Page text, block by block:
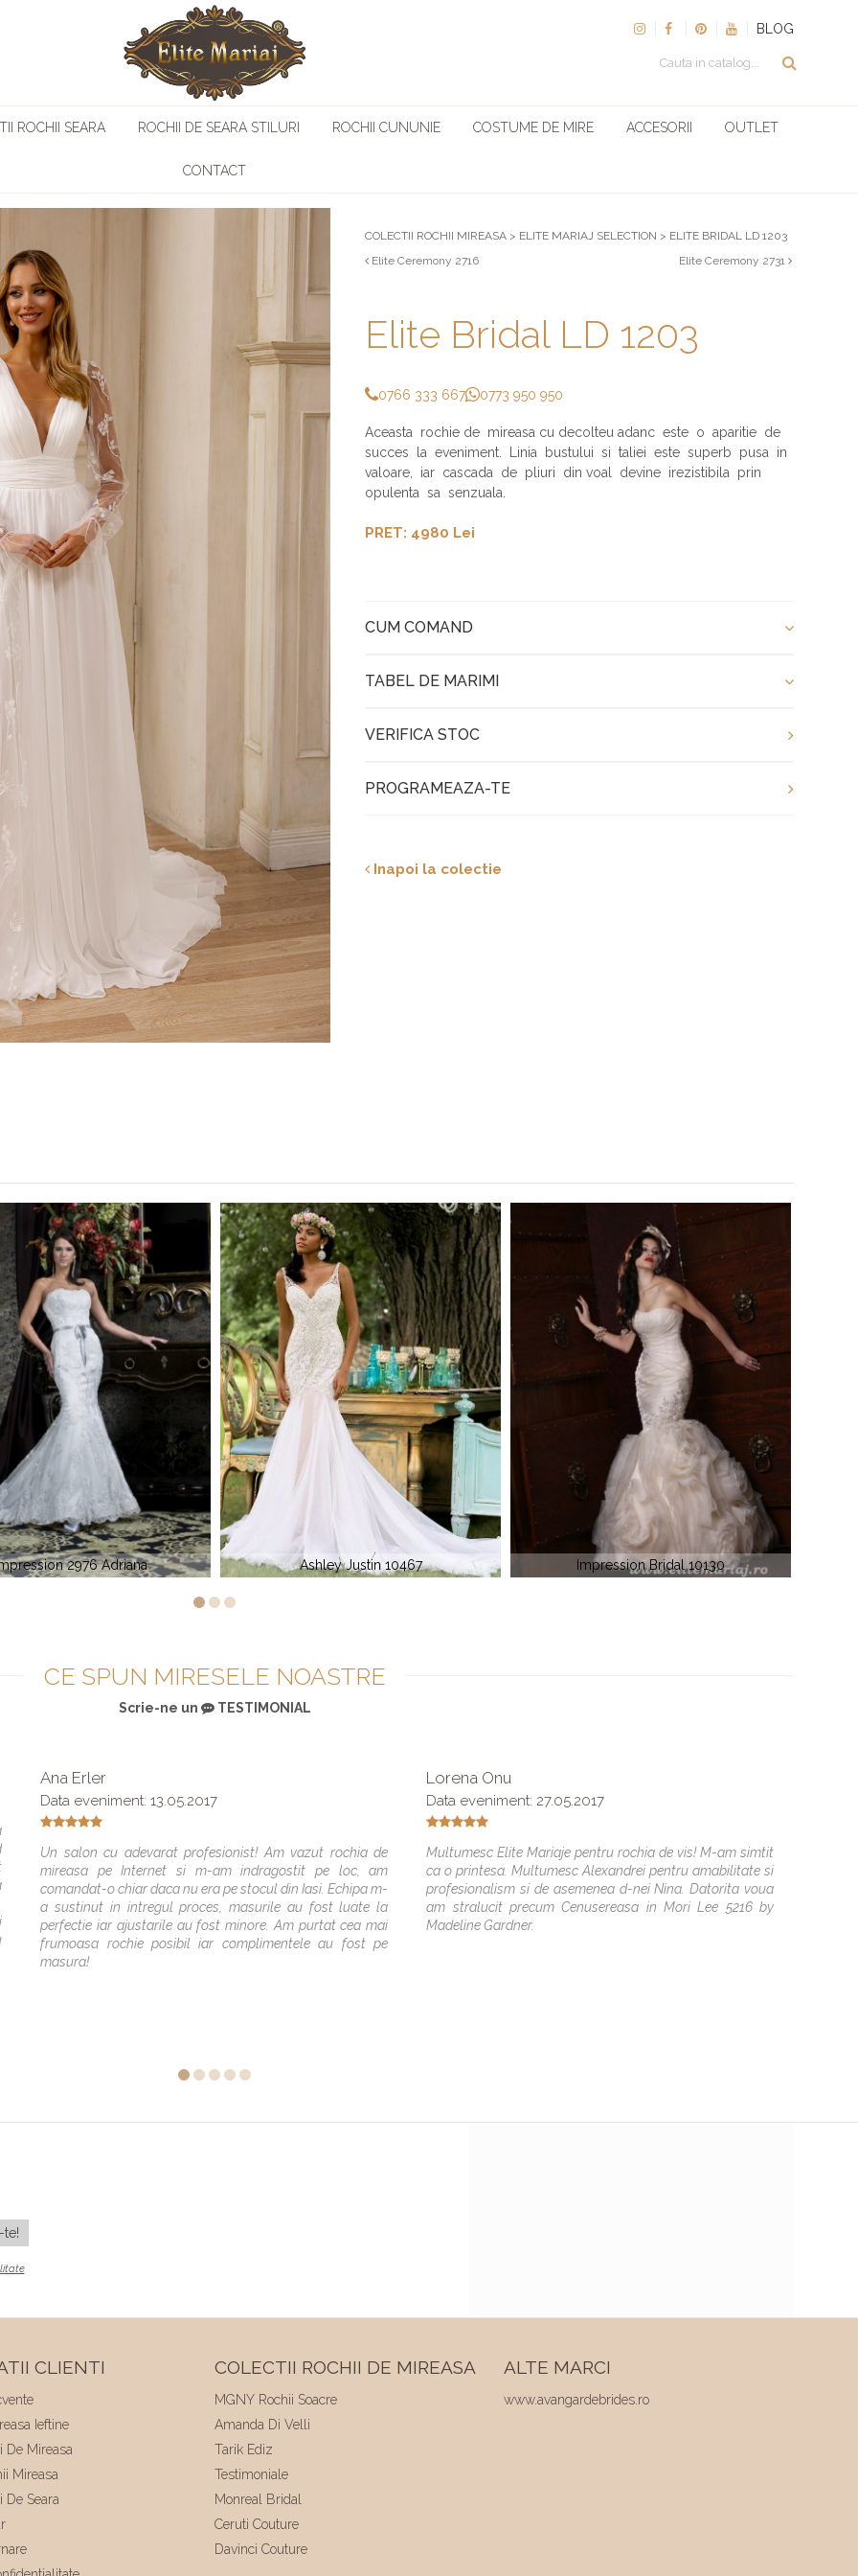
BLOG
ROCHII SEARA ROCHII DE SEARA STILURI ROCHII CUNUNIE COSTUME DE MIRE ACCESORII OUTLET
CONTACT
COLECTII ROCHII MIREASA > ELITE MARIAJ SELECTION > ELITE BRIDAL LD 1203
Elite Ceremony 2716
Elite Ceremony 2731
Elite Bridal LD 1203
0766 333 667 0773 950 950
Aceasta rochie de mireasa cu decolteu adanc este o aparitie de
succes la eveniment. Linia bustului si taliei este superb pusa in
valoare, iar cascada de pliuri din voal devine irezistibila prin
opulenta sa senzuala.
PRET: 4980 Lei
CUM COMAND
TABEL DE MARIMI
VERIFICA STOC
PROGRAMEAZA-TE
Inapoi la colectie
Ashley Justin 10467 Impression Bridal 10130 Elite Bridal 2713
CE SPUN MIRESELE NOASTRE
Scrie-ne un TESTIMONIAL
Ana Erler
Data eveniment: 13.05.2017
Un salon cu adevarat profesionist! Am vazut rochia de
mireasa pe Internet si m-am indragostit pe loc, am
comandat-o chiar daca nu era pe stocul din Iasi. Echipa m-
a sustinut in intregul proces, masurile au fost luate la
perfectie iar ajustarile au fost minore. Am purtat cea mai
frumoasa rochie posibil iar complimentele au fost pe
masura!
Lorena Onu
Data eveniment: 27.05.2017
Multumesc Elite Mariaje pentru rochia de vis! M-am simtit
ca o printesa. Multumesc Alexandrei pentru amabilitate si
profesionalism si de asemenea d-nei Nina. Datorita voua
am stralucit precum Cenusereasa in Mori Lee 5216 by
Madeline Gardner.
CLIENTI
Ieftine
De Mireasa
Mireasa
De Seara
COLECTII ROCHII DE MIREASA
MGNY Rochii Soacre
Amanda Di Velli
Tarik Ediz
Testimoniale
Monreal Bridal
Ceruti Couture
Davinci Couture
ALTE MARCI
www.avangardebrides.ro